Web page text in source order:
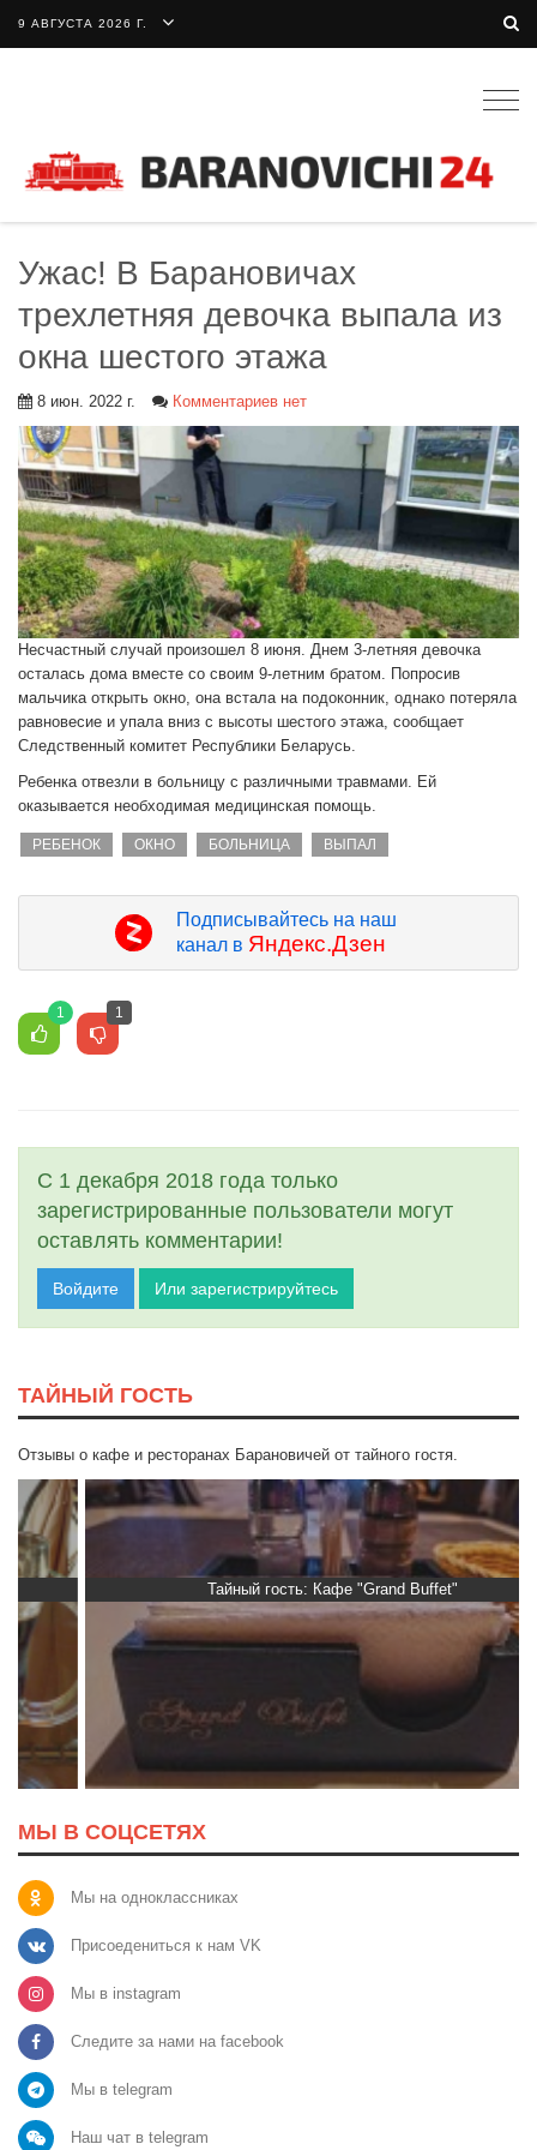
9 АВГУСТА 2026 Г.
Ужас! В Барановичах
трехлетняя девочка выпала из
окна шестого этажа
8 июн. 2022 г. Комментариев нет
Несчастный случай произошел 8 июня. Днем 3-летняя девочка
осталась дома вместе со своим 9-летним братом. Попросив
мальчика открыть окно, она встала на подоконник, однако потеряла
равновесие и упала вниз с высоты шестого этажа, сообщает
Следственный комитет Республики Беларусь.
Ребенка отвезли в больницу с различными травмами. Ей
оказывается необходимая медицинская помощь.
РЕБЕНОК ОКНО БОЛЬНИЦА ВЫПАЛ
Подписывайтесь на наш
канал в Яндекс.Дзен
1 1
С 1 декабря 2018 года только
зарегистрированные пользователи могут
оставлять комментарии!
Войдите Или зарегистрируйтесь
ТАЙНЫЙ ГОСТЬ
Отзывы о кафе и ресторанах Барановичей от тайного гостя.
Тайный гость: Кафе "Grand Buffet"
МЫ В СОЦСЕТЯХ
Мы на одноклассниках
Присоедениться к нам VK
Мы в instagram
Следите за нами на facebook
Мы в telegram
Наш чат в telegram